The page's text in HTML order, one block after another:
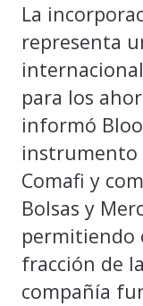
La
representa
para los
informó
instrumento
Comafi y
Bolsas y
permitiendo
fracción de
compañía